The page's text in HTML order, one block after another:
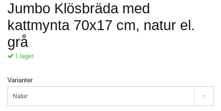
Jumbo Klösbräda med
kattmynta 70x17 cm, natur el.
grå
I lager.
Varianter
Natur